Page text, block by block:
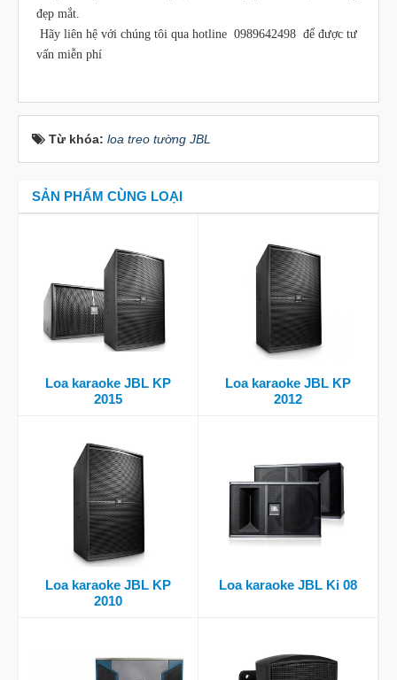
đẹp mắt.
Hãy liên hệ với chúng tôi qua hotline 0989642498 để được tư
vấn miễn phí
Từ khóa: loa treo tường JBL
SẢN PHẨM CÙNG LOẠI
Loa karaoke JBL KP
2015
Loa karaoke JBL KP
2012
Loa karaoke JBL KP
2010
Loa karaoke JBL Ki 08